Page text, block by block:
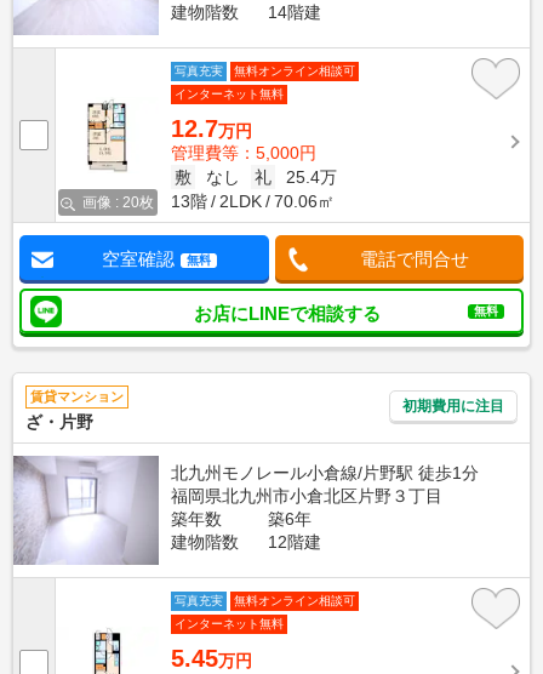
建物階数
14階建
画像 : 20枚
写真充実
無料オンライン相談可
インターネット無料
12.7万円
管理費等：5,000円
敷
なし 礼
25.4万
13階
2LDK 70.06㎡
空室確認 無料 電話で問合せ
お店にLINEで相談する 無料
賃貸マンション
ざ・片野
初期費用に注目
北九州モノレール小倉線/片野駅 徒歩1分
福岡県北九州市小倉北区片野３丁目
築年数
築6年
建物階数
12階建
写真充実
無料オンライン相談可
インターネット無料
5.45万円